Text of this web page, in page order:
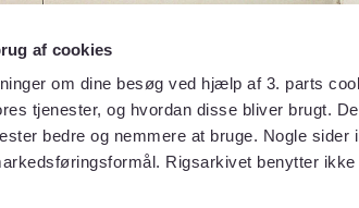
af cookies
om dine besøg ved hjælp af 3. parts
tjenester, og hvordan disse bliver brugt.
bedre og nemmere at bruge. Nogle sider
Rigsarkivet benytter